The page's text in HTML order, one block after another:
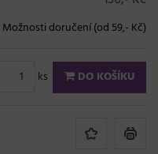
Možnosti doručení (od 59,- Kč)
ks DO KOŠÍKU